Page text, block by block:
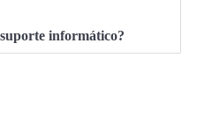
informático?